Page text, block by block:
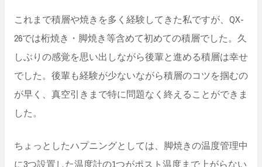
これまで積層や焼きを多く経験してきた私ですが、QX-
26では桁焼き・脚焼き等含めて初めての積層でした。久
しぶりの感覚を思い出しながら後輩と進める積層は幸せ
でした。後輩も経験が少ないながら積層のコツを掴むの
が早く、真空引きまで特に問題なく終えることができま
した。
ちょっとしたハプニングとしては、脚焼きの温度管理中
に3つ設置した温度計の1つがポスト温度まで上がらない